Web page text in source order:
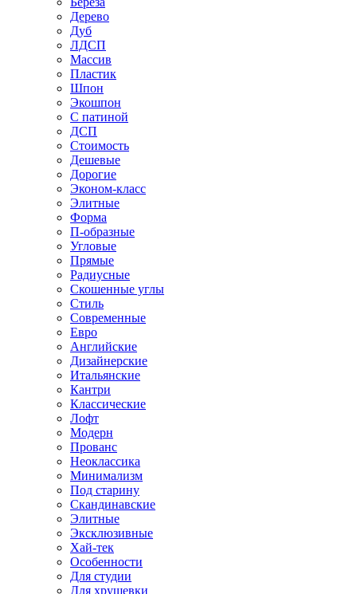
Дерево
Дуб
ЛДСП
Массив
Пластик
Шпон
Экошпон
С патиной
ДСП
Стоимость
Дешевые
Дорогие
Эконом-класс
Элитные
Форма
П-образные
Угловые
Прямые
Радиусные
Скошенные углы
Стиль
Современные
Евро
Английские
Дизайнерские
Итальянские
Кантри
Классические
Лофт
Модерн
Прованс
Неоклассика
Минимализм
Под старину
Скандинавские
Элитные
Эксклюзивные
Хай-тек
Особенности
Для студии
Для хрущевки